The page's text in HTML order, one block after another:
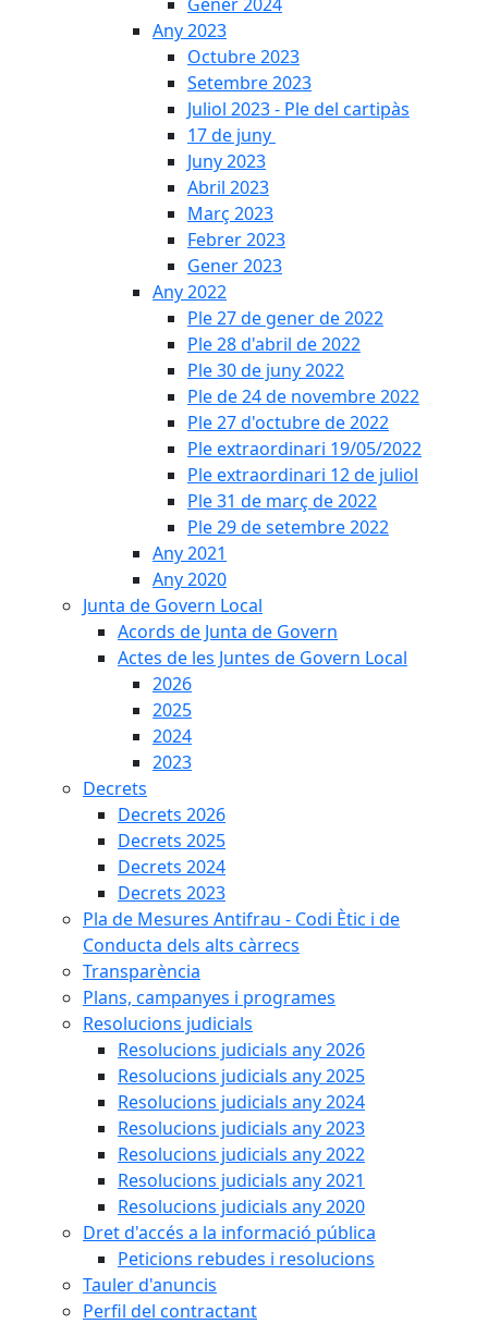
Any 2023
Octubre 2023
Setembre 2023
Juliol 2023 - Ple del cartipàs
17 de juny
Juny 2023
Abril 2023
Març 2023
Febrer 2023
Gener 2023
Any 2022
Ple 27 de gener de 2022
Ple 28 d'abril de 2022
Ple 30 de juny 2022
Ple de 24 de novembre 2022
Ple 27 d'octubre de 2022
Ple extraordinari 19/05/2022
Ple extraordinari 12 de juliol
Ple 31 de març de 2022
Ple 29 de setembre 2022
Any 2021
Any 2020
Junta de Govern Local
Acords de Junta de Govern
Actes de les Juntes de Govern Local
2026
2025
2024
2023
Decrets
Decrets 2026
Decrets 2025
Decrets 2024
Decrets 2023
Pla de Mesures Antifrau - Codi Ètic i de
Conducta dels alts càrrecs
Transparència
Plans, campanyes i programes
Resolucions judicials
Resolucions judicials any 2026
Resolucions judicials any 2025
Resolucions judicials any 2024
Resolucions judicials any 2023
Resolucions judicials any 2022
Resolucions judicials any 2021
Resolucions judicials any 2020
Dret d'accés a la informació pública
Peticions rebudes i resolucions
Tauler d'anuncis
Perfil del contractant